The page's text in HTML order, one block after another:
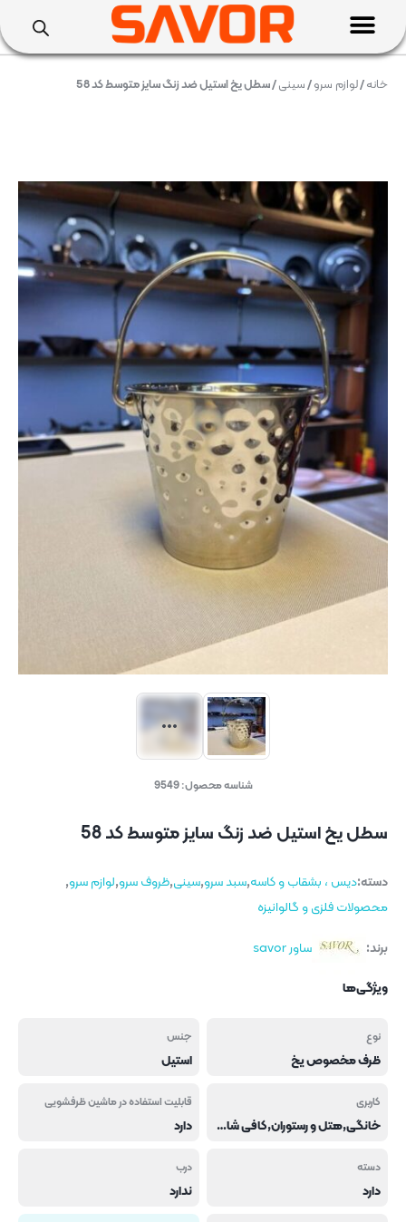
خانه/لوازم سرو/سینی/ سطل یخ استیل ضد زنگ سایز متوسط کد 58
شناسه محصول:9549
سطل یخ استیل ضد زنگ سایز متوسط کد 58
دسته:دیس ، بشقاب و کاسه,سبد سرو,سینی,ظروف سرو,لوازم سرو,
محصولات فلزی و گالوانیزه
برند:
ساور savor
ویژگی‌ها
نوع
ظرف مخصوص یخ
جنس
استیل
کاربری
خانگی,هتل و رستوران,کافی شاپ و فست فود
قابلیت استفاده در ماشین ظرفشویی
دارد
دسته
دارد
درب
ندارد